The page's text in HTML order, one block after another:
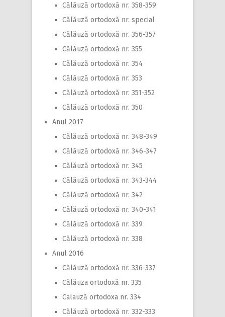
Călăuză ortodoxă nr. 358-359
Călăuză ortodoxă nr. special
Călăuză ortodoxă nr. 356-357
Călăuză ortodoxă nr. 355
Călăuză ortodoxă nr. 354
Călăuză ortodoxă nr. 353
Călăuză ortodoxă nr. 351-352
Călăuză ortodoxă nr. 350
Anul 2017
Călăuză ortodoxă nr. 348-349
Călăuză ortodoxă nr. 346-347
Călăuză ortodoxă nr. 345
Călăuză ortodoxă nr. 343-344
Călăuză ortodoxă nr. 342
Călăuză ortodoxă nr. 340-341
Călăuză ortodoxă nr. 339
Călăuză ortodoxă nr. 338
Anul 2016
Călăuză ortodoxă nr. 336-337
Călăuza ortodoxă nr. 335
Calauză ortodoxa nr. 334
Călăuză ortodoxă nr. 332-333